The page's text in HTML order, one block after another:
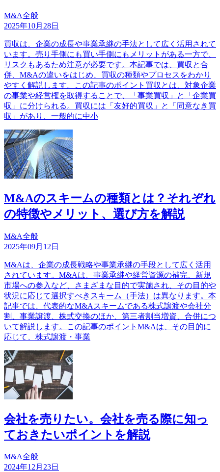
M&A全般
2025年10月28日
買収は、企業の成長や事業承継の手法として広く活用されて
います。売り手側にも買い手側にもメリットがある一方で、
リスクもあるため注意が必要です。本記事では、買収と合
併、M&Aの違いをはじめ、買収の種類やプロセスをわかり
やすく解説します。この記事のポイント買収とは、対象企業
の事業や経営権を取得することで、「事業買収」と「企業買
収」に分けられる。買収には「友好的買収」と「同意なき買
収」があり、一般的に中小
M&Aのスキームの種類とは？それぞれ
の特徴やメリット、選び方を解説
M&A全般
2025年09月12日
M&Aは、企業の成長戦略や事業承継の手段として広く活用
されています。M&Aは、事業承継や経営資源の補完、新規
市場への参入など、さまざまな目的で実施され、その目的や
状況に応じて選択すべきスキーム（手法）は異なります。本
記事では、代表的なM&Aスキームである株式譲渡や会社分
割、事業譲渡、株式交換のほか、第三者割当増資、合併につ
いて解説します。この記事のポイントM&Aは、その目的に
応じて、株式譲渡・事業
会社を売りたい。会社を売る際に知っ
ておきたいポイントを解説
M&A全般
2024年12月23日